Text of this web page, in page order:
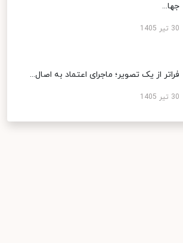
جها...
30 تیر 1405
فراتر از یک تصویر؛ ماجرای اعتماد به اصال...
30 تیر 1405